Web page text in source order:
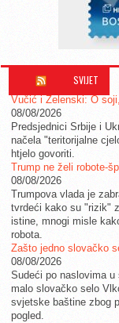
SVIJET
Vučić i Zelenski: O
08/08/2026
Predsjednici Srbije i
načela "teritorijalne
htjelo govoriti.
Trump ne želi robote-
08/08/2026
Trumpova vlada je
tvrdeći kako su "rizik"
istine, mnogi misle
robota.
Zašto jedno slovačko
08/08/2026
Sudeći po naslovima
malo slovačko selo
svjetske baštine zbog
pogled.